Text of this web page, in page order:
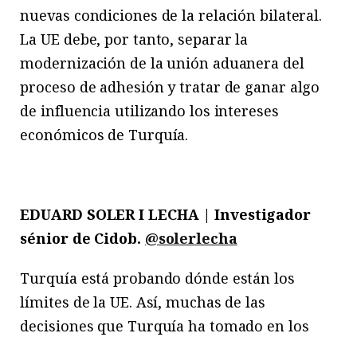
nuevas condiciones de la relación bilateral.
La UE debe, por tanto, separar la
modernización de la unión aduanera del
proceso de adhesión y tratar de ganar algo
de influencia utilizando los intereses
económicos de Turquía.
EDUARD SOLER I LECHA | Investigador
sénior de Cidob. @solerlecha
Turquía está probando dónde están los
límites de la UE. Así, muchas de las
decisiones que Turquía ha tomado en los